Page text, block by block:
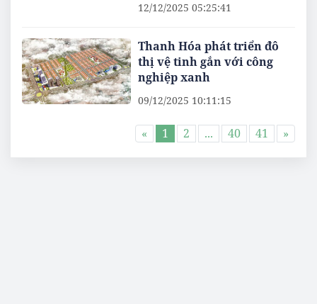
12/12/2025 05:25:41
Thanh Hóa phát triển đô
thị vệ tinh gắn với công
nghiệp xanh
09/12/2025 10:11:15
« 1 2 ... 40 41 »